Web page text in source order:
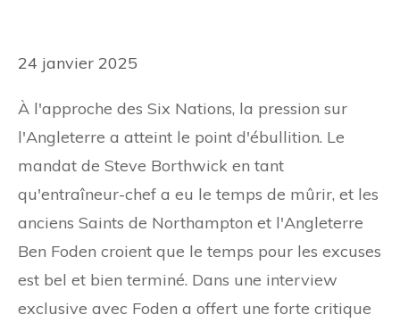
24 janvier 2025
À l'approche des Six Nations, la pression sur
l'Angleterre a atteint le point d'ébullition. Le
mandat de Steve Borthwick en tant
qu'entraîneur-chef a eu le temps de mûrir, et les
anciens Saints de Northampton et l'Angleterre
Ben Foden croient que le temps pour les excuses
est bel et bien terminé. Dans une interview
exclusive avec Foden a offert une forte critique